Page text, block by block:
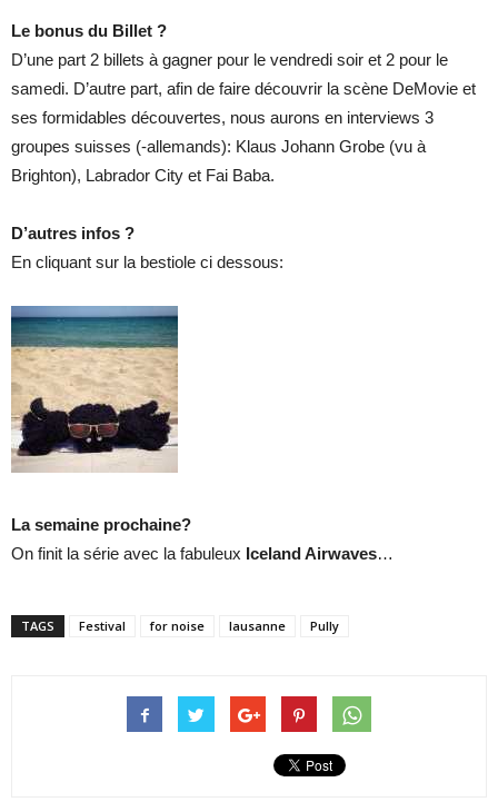
Le bonus du Billet ?
D’une part 2 billets à gagner pour le vendredi soir et 2 pour le
samedi. D’autre part, afin de faire découvrir la scène DeMovie et
ses formidables découvertes, nous aurons en interviews 3
groupes suisses (-allemands): Klaus Johann Grobe (vu à
Brighton), Labrador City et Fai Baba.
D’autres infos ?
En cliquant sur la bestiole ci dessous:
La semaine prochaine?
On finit la série avec la fabuleux Iceland Airwaves…
TAGS Festival for noise lausanne Pully